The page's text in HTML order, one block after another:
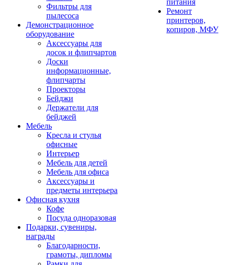
Фильтры для
пылесоса
Демонстрационное
оборудование
Аксессуары для
досок и флипчартов
Доски
информационные,
флипчарты
Проекторы
Бейджи
Держатели для
бейджей
Мебель
Кресла и стулья
офисные
Интерьер
Мебель для детей
Мебель для офиса
Аксессуары и
предметы интерьера
Офисная кухня
Кофе
Посуда одноразовая
Подарки, сувениры,
награды
Благодарности,
грамоты, дипломы
питания
Ремонт
принтеров,
копиров, МФУ